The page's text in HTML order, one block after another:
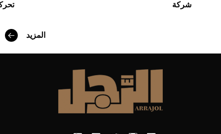
شركة
المزيد